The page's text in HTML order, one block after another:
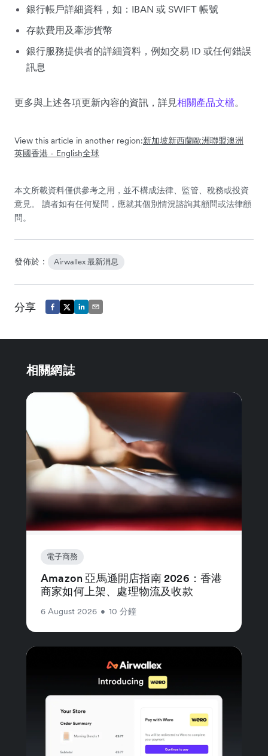
銀行帳戶詳細資料，如：IBAN 或 SWIFT 帳號
存款費用及牽涉貨幣
銀行服務提供者的詳細資料，例如交易 ID 或任何錯誤
訊息
更多與上述各項更新內容的資訊，詳見相關產品文檔。
View this article in another region:新加坡新西蘭歐洲聯盟澳洲
英國香港 - English全球
本文所載資料僅供參考之用，並不構成法律、監管、稅務或投資
意見。 讀者如有任何疑問，應就其個別情況諮詢其顧問或法律顧
問。
發佈於： Airwallex 最新消息
分享
相關網誌
電子商務
Amazon 亞馬遜開店指南 2026：香港
商家如何上架、處理物流及收款
6 August 2026 • 10 分鐘